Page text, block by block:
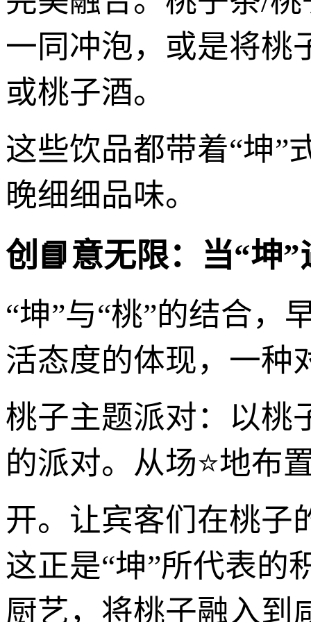
一同冲泡，或是将桃
或桃子酒。
这些饮品都带着“坤”
晚细细品味。
创📘意无限：当“坤
“坤”与“桃”的结合，
活态度的体现，一种
桃子主题派对：以桃
的派对。从场⭐地布
开。让宾客们在桃子
这正是“坤”所代表的
厨艺，将桃子融入到